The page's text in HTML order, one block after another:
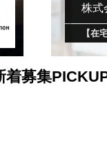
着募集
株式
【在